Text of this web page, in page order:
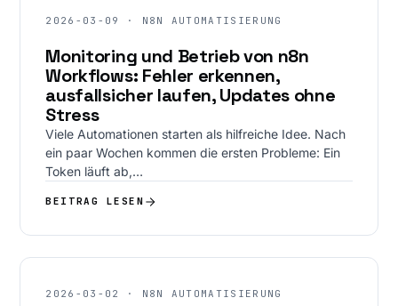
2026-03-09 · N8N AUTOMATISIERUNG
Monitoring und Betrieb von n8n
Workflows: Fehler erkennen,
ausfallsicher laufen, Updates ohne
Stress
Viele Automationen starten als hilfreiche Idee. Nach
ein paar Wochen kommen die ersten Probleme: Ein
Token läuft ab,…
BEITRAG LESEN
2026-03-02 · N8N AUTOMATISIERUNG